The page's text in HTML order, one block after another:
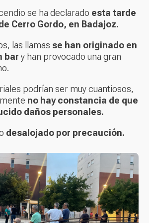
se ha declarado esta tarde
Cerro Gordo, en Badajoz.
las llamas se han originado en
bary han provocado una gran
podrían ser muy cuantiosos,
no hay constancia de que
daños personales.
desalojado por precaución.